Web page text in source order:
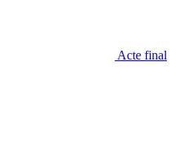
Acte final